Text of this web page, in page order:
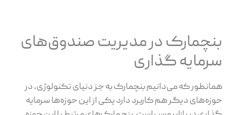
بنچمارک در مدیریت صندوق‌های
سرمایه گذاری
همانطور که می‌دانیم بنچمارک به جز دنیای تکنولوژی، در
حوزه‌های دیگر هم کاربرد دارد یکی از این حوزه‌ها سرمایه